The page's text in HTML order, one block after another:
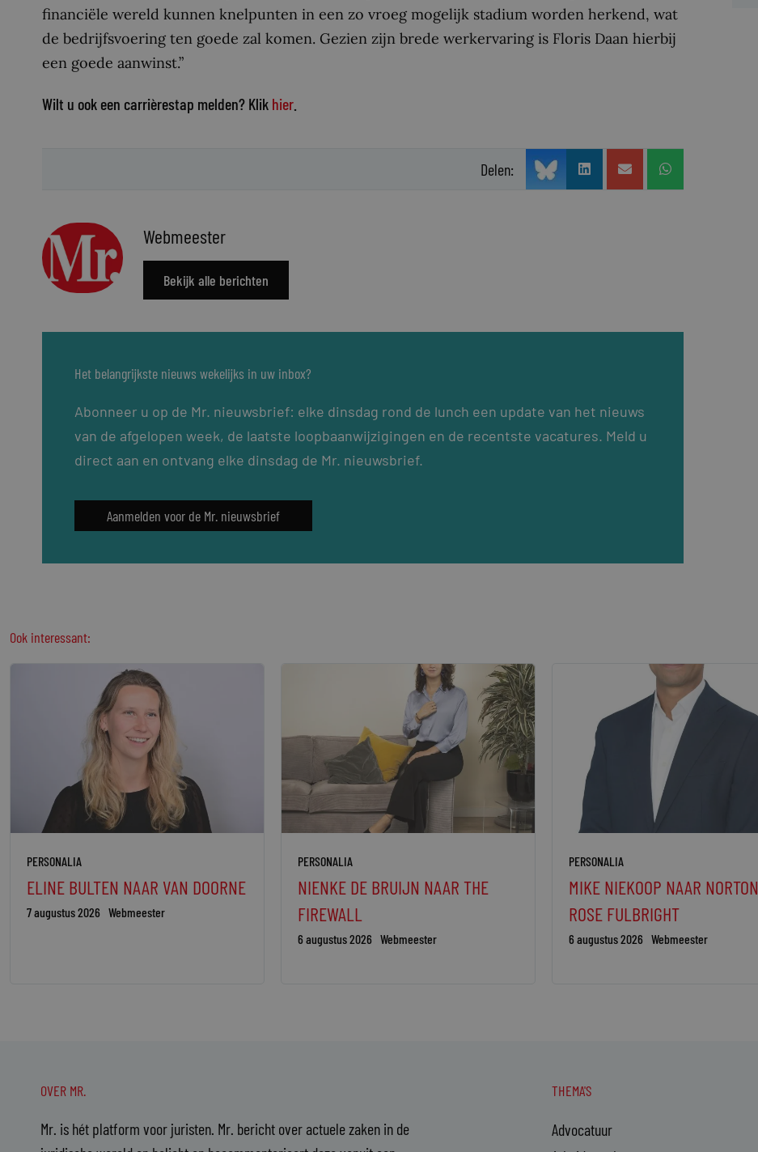
financiële wereld kunnen knelpunten in een zo vroeg mogelijk stadium worden herkend, wat
de bedrijfsvoering ten goede zal komen. Gezien zijn brede werkervaring is Floris Daan hierbij
een goede aanwinst.”
Wilt u ook een carrièrestap melden? Klik hier
Delen:
Webmeester
Bekijk alle berichten
Het belangrijkste nieuws wekelijks in uw inbox?
Abonneer u op de Mr. nieuwsbrief: elke dinsdag rond de lunch een update van het nieuws
van de afgelopen week, de laatste loopbaanwijzigingen en de recentste vacatures. Meld u
direct aan en ontvang elke dinsdag de Mr. nieuwsbrief.
Aanmelden voor de Mr. nieuwsbrief
Ook interessant:
PERSONALIA
ELINE BULTEN NAAR VAN DOORNE
7 augustus 2026 Webmeester
PERSONALIA
NIENKE DE BRUIJN NAAR THE
FIREWALL
6 augustus 2026 Webmeester
PERSONALIA
MIKE NIEKOOP NAAR NORTON
ROSE FULBRIGHT
6 augustus 2026 Webmeester
OVER MR.
Mr. is hét platform voor juristen. Mr. bericht over actuele zaken in de
THEMA'S
Advocatuur